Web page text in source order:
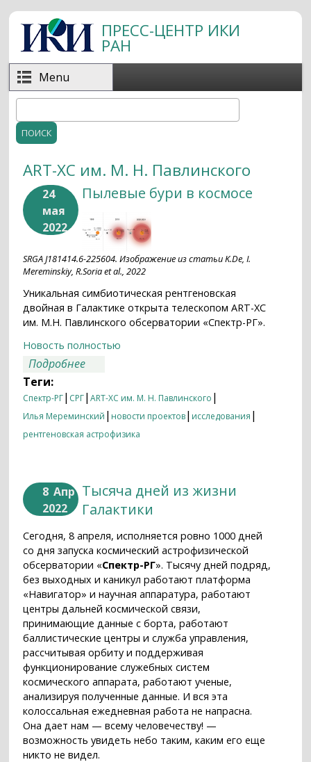
Перейти к основному содержанию
ПРЕСС-ЦЕНТР ИКИ
РАН
Menu
Форма поиска
ART-XC им. М. Н. Павлинского
24
мая
2022
Пылевые бури в космосе
SRGA J181414.6-225604. Изображение из статьи K.De, I.
Mereminskiy, R.Soria et al., 2022
Уникальная симбиотическая рентгеновская
двойная в Галактике открыта телескопом ART-XC
им. М.Н. Павлинского обсерватории «Спектр-РГ».
Новость полностью
Подробнее
Теги:
Спектр-РГ| СРГ|ART-XC им. М. Н. Павлинского |
Илья Мереминский | новости проектов| исследования |
рентгеновская астрофизика
8 Апр
2022
Тысяча дней из жизни
Галактики
Сегодня, 8 апреля, исполняется ровно 1000 дней
со дня запуска космический астрофизической
обсерватории «Спектр-РГ». Тысячу дней подряд,
без выходных и каникул работают платформа
«Навигатор» и научная аппаратура, работают
центры дальней космической связи,
принимающие данные с борта, работают
баллистические центры и служба управления,
рассчитывая орбиту и поддерживая
функционирование служебных систем
космического аппарата, работают ученые,
анализируя полученные данные. И вся эта
колоссальная ежедневная работа не напрасна.
Она дает нам — всему человечеству! —
возможность увидеть небо таким, каким его еще
никто не видел.